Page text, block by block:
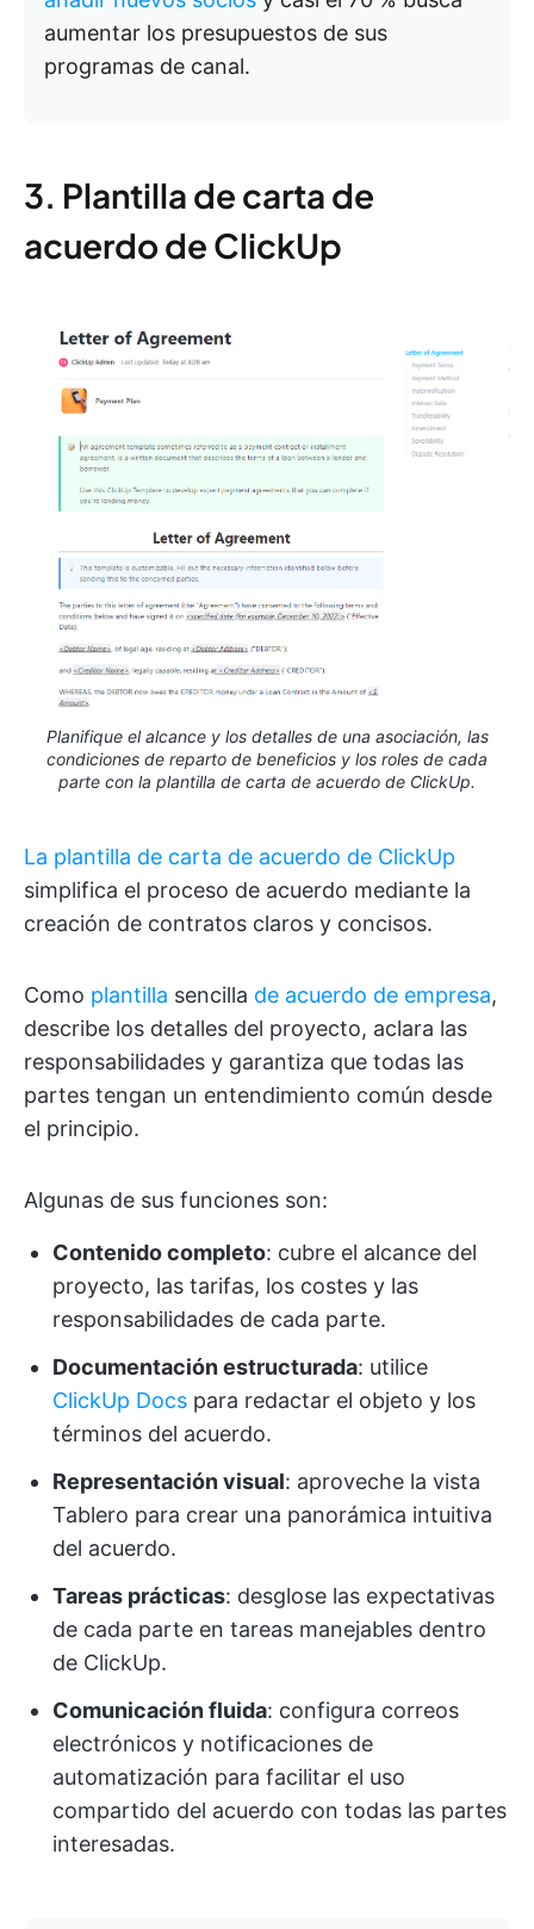
aumentar los presupuestos de sus
programas de canal.
3. Plantilla de carta de
acuerdo de ClickUp
Planifique el alcance y los detalles de una asociación, las
condiciones de reparto de beneficios y los roles de cada
parte con la plantilla de carta de acuerdo de ClickUp.
La plantilla de carta de acuerdo de ClickUp
simplifica el proceso de acuerdo mediante la
creación de contratos claros y concisos.
Como plantilla sencilla de acuerdo de empresa,
describe los detalles del proyecto, aclara las
responsabilidades y garantiza que todas las
partes tengan un entendimiento común desde
el principio.
Algunas de sus funciones son:
Contenido completo: cubre el alcance del
proyecto, las tarifas, los costes y las
responsabilidades de cada parte.
Documentación estructurada: utilice
ClickUp Docs para redactar el objeto y los
términos del acuerdo.
Representación visual: aproveche la vista
Tablero para crear una panorámica intuitiva
del acuerdo.
Tareas prácticas: desglose las expectativas
de cada parte en tareas manejables dentro
de ClickUp.
Comunicación fluida: configura correos
electrónicos y notificaciones de
automatización para facilitar el uso
compartido del acuerdo con todas las partes
interesadas.